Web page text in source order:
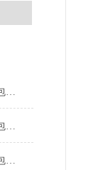
粉末25kg单人套袋色母粉定量包装秤产品简介
粉末单人称重50kg鱼骨粉定量包装秤产品简介
粉末防爆皮带输送环保粉定量包装秤操作简单